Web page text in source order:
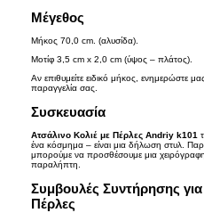
Μέγεθος
Μήκος 70,0 cm. (αλυσίδα).
Μοτίφ 3,5 cm x 2,0 cm (ύψος – πλάτος).
Αν επιθυμείτε ειδικό μήκος, ενημερώστε
παραγγελία σας.
Συσκευασία
Ατσάλινο Κολιέ με Πέρλες Andriy k101
ένα κόσμημα – είναι μια δήλωση στυλ.
μπορούμε να προσθέσουμε μια
παραλήπτη.
Συμβουλές Συντήρησης
Πέρλες